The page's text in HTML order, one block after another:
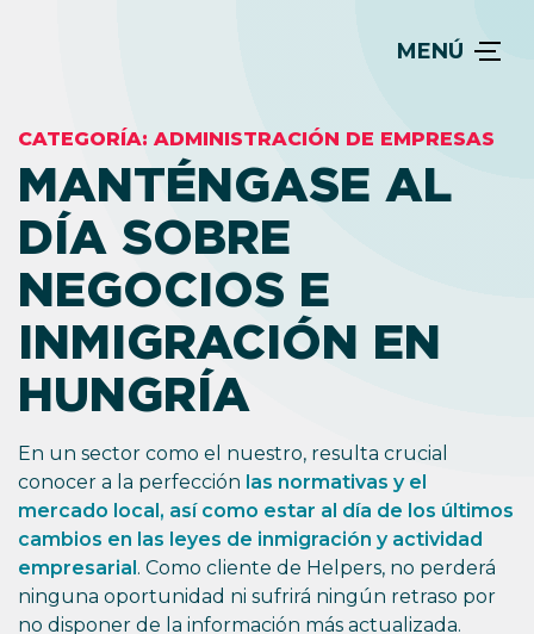
MENÚ
CATEGORÍA: ADMINISTRACIÓN DE EMPRESAS
MANTÉNGASE AL
DÍA SOBRE
NEGOCIOS E
INMIGRACIÓN EN
HUNGRÍA
En un sector como el nuestro, resulta crucial
conocer a la perfección las normativas y el
mercado local, así como estar al día de los últimos
cambios en las leyes de inmigración y actividad
empresarial. Como cliente de Helpers, no perderá
ninguna oportunidad ni sufrirá ningún retraso por
no disponer de la información más actualizada.